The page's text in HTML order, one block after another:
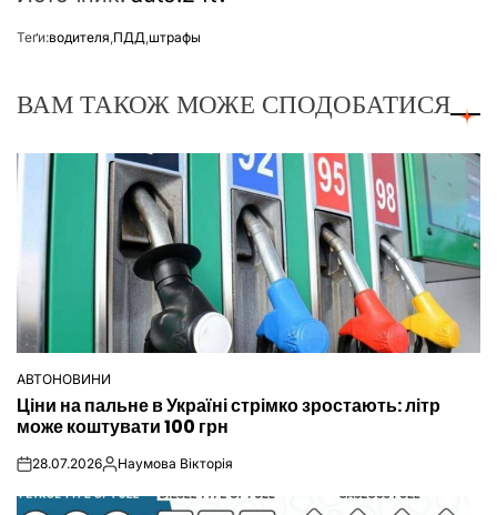
Теґи:водителя,ПДД,штрафы
ВАМ ТАКОЖ МОЖЕ СПОДОБАТИСЯ
ОПУБЛІКУВАТИ
У
АВТОНОВИНИ
Ціни на пальне в Україні стрімко зростають: літр
може коштувати 100 грн
on28.07.2026Опубліковано
Наумова Вікторія